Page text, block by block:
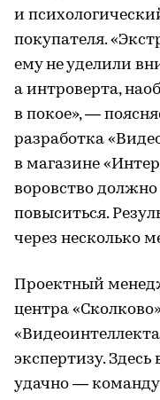
и
покупателя.
ему не уделили
а интроверта,
в покое», —
разработка
в магазине
воровство
повыситься.
через несколько
Проектный
центра
экспертизу. Здесь
удачно —